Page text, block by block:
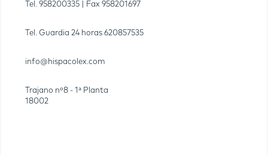
Tel. 958200335 | Fax 958201697
Tel. Guardia 24 horas 620857535
info@hispacolex.com
Trajano nº8 - 1ª Planta
18002